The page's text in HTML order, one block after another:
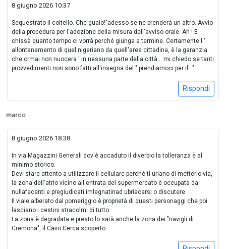
8 giugno 2026 10:37
Sequestrato il coltello. Che guaio!"adesso se ne prenderà un altro. Avvio
della procedura per l'adozione della misura dell'avviso orale. Ah ! E
chissà quanto tempo ci vorrà perché giunga a termine. Certamente l '
allontanamento di quel nigeriano da quell'area cittadina, è la garanzia
che ormai non nuocera ' in nessuna parte della città... mi chiedo se tanti
provvedimenti non sono fatti all'insegna del " prendiamoci per il..."
Rispondi
marco
8 giugno 2026 18:38
In via Magazzini Generali dov'è accaduto il diverbio la tolleranza è al
minimo storico.
Devi stare attento a utilizzare il cellulare perché ti urlano di metterlo via,
la zona dell'atrio vicino all'entrata del supermercato è occupata da
nullafacenti e pregiudicati imlegnatinad ubriacarsi o discutere.
Il viale alberato dal pomeriggio è proprietà di questi personaggi che poi
lasciano i cestini stracolmi di tutto.
La zona è degradata e presto lo sarà anche la zona dei "navigli di
Cremona", il Cavo Cerca scoperto.